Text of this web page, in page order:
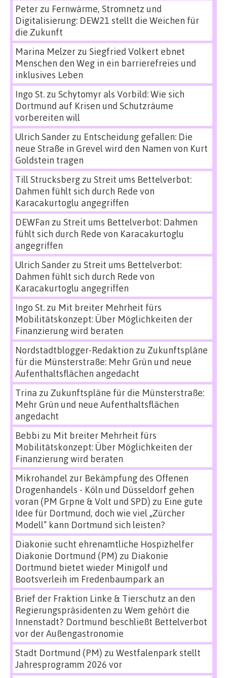
Peterzu Fernwärme, Stromnetz und
Digitalisierung: DEW21 stellt die Weichen für
die Zukunft
Marina Melzerzu Siegfried Volkert ebnet
Menschen den Weg in ein barrierefreies und
inklusives Leben
Ingo St.zu Schytomyr als Vorbild: Wie sich
Dortmund auf Krisen und Schutzräume
vorbereiten will
Ulrich Sanderzu Entscheidung gefallen: Die
neue Straße in Grevel wird den Namen von Kurt
Goldstein tragen
Till Strucksbergzu Streit ums Bettelverbot:
Dahmen fühlt sich durch Rede von
Karacakurtoglu angegriffen
DEWFan zu Streit ums Bettelverbot: Dahmen
fühlt sich durch Rede von Karacakurtoglu
angegriffen
Ulrich Sanderzu Streit ums Bettelverbot:
Dahmen fühlt sich durch Rede von
Karacakurtoglu angegriffen
Ingo St.zu Mit breiter Mehrheit fürs
Mobilitätskonzept: Über Möglichkeiten der
Finanzierung wird beraten
Nordstadtblogger-Redaktion zu Zukunftspläne
für die Münsterstraße: Mehr Grün und neue
Aufenthaltsflächen angedacht
Trina zu Zukunftspläne für die Münsterstraße:
Mehr Grün und neue Aufenthaltsflächen
angedacht
Bebbi zu Mit breiter Mehrheit fürs
Mobilitätskonzept: Über Möglichkeiten der
Finanzierung wird beraten
Mikrohandel zur Bekämpfung des Offenen
Drogenhandels - Köln und Düsseldorf gehen
voran (PM Grpne & Volt und SPD) zu Eine gute
Idee für Dortmund, doch wie viel „Zürcher
Modell“ kann Dortmund sich leisten?
Diakonie sucht ehrenamtliche Hospizhelfer
Diakonie Dortmund (PM) zu Diakonie
Dortmund bietet wieder Minigolf und
Bootsverleih im Fredenbaumpark an
Brief der Fraktion Linke & Tierschutz an den
Regierungspräsidenten zu Wem gehört die
Innenstadt? Dortmund beschließt Bettelverbot
vor der Außengastronomie
Stadt Dortmund (PM) zu Westfalenpark stellt
Jahresprogramm 2026 vor